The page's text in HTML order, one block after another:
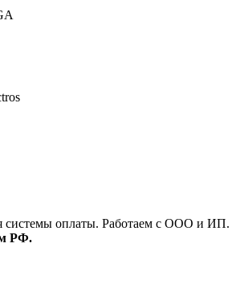
системы оплаты. Работаем с ООО и ИП.
РФ.